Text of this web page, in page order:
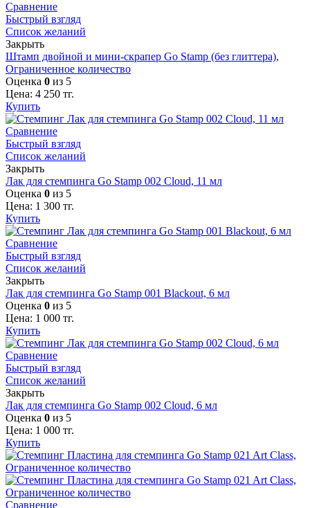
Сравнение
Быстрый взгляд
Список желаний
Закрыть
Штамп двойной и мини-скрапер Go Stamp (без глиттера),
Ограниченное количество
Оценка 0 из 5
Цена: 4 250 тг.
Купить
Сравнение
Быстрый взгляд
Список желаний
Закрыть
Лак для стемпинга Go Stamp 002 Cloud, 11 мл
Оценка 0 из 5
Цена: 1 300 тг.
Купить
Сравнение
Быстрый взгляд
Список желаний
Закрыть
Лак для стемпинга Go Stamp 001 Blackout, 6 мл
Оценка 0 из 5
Цена: 1 000 тг.
Купить
Сравнение
Быстрый взгляд
Список желаний
Закрыть
Лак для стемпинга Go Stamp 002 Cloud, 6 мл
Оценка 0 из 5
Цена: 1 000 тг.
Купить
Сравнение